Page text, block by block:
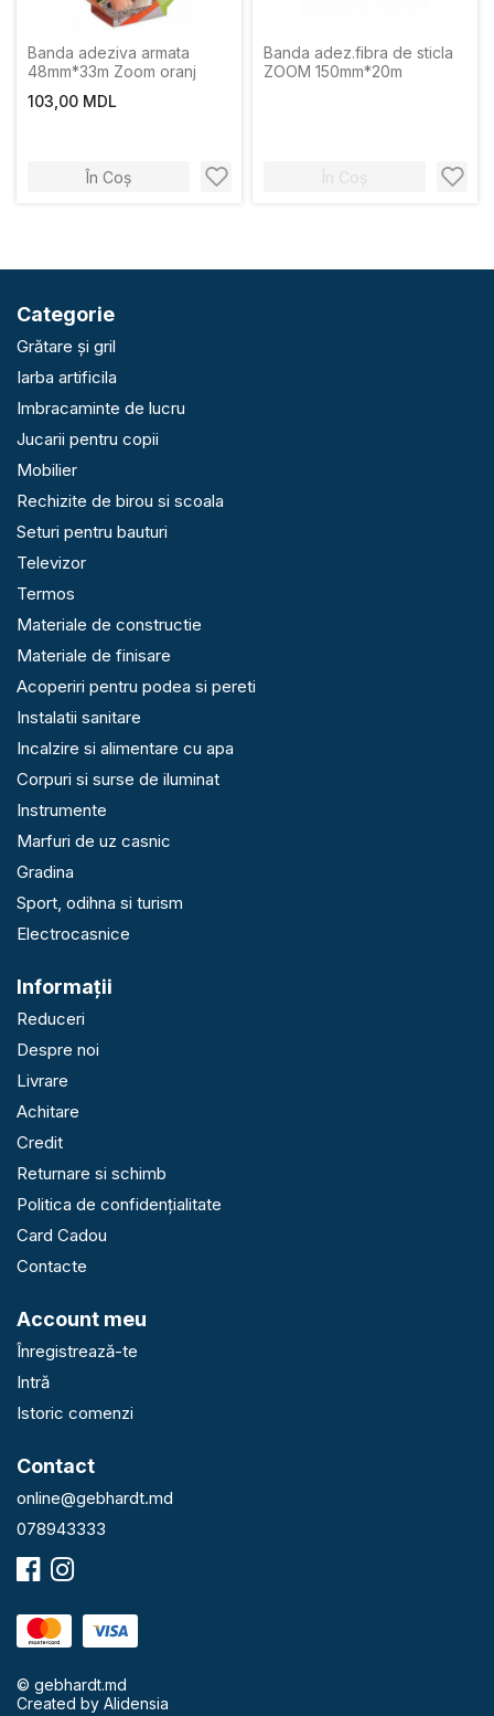
Banda adeziva armata
48mm*33m Zoom oranj
103,00 MDL
În Coș
Banda adez.fibra de sticla
ZOOM 150mm*20m
În Coș
Categorie
Grătare și gril
Iarba artificila
Imbracaminte de lucru
Jucarii pentru copii
Mobilier
Rechizite de birou si scoala
Seturi pentru bauturi
Televizor
Termos
Materiale de constructie
Materiale de finisare
Acoperiri pentru podea si pereti
Instalatii sanitare
Incalzire si alimentare cu apa
Corpuri si surse de iluminat
Instrumente
Marfuri de uz casnic
Gradina
Sport, odihna si turism
Electrocasnice
Informaţii
Reduceri
Despre noi
Livrare
Achitare
Credit
Returnare si schimb
Politica de confidențialitate
Card Cadou
Contacte
Account meu
Înregistrează-te
Intră
Istoric comenzi
Contact
online@gebhardt.md
078943333
© gebhardt.md
Created by Alidensia